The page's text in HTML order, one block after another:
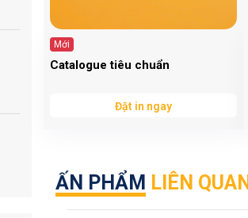
Mới
Catalogue tiêu chuẩn
Đặt in ngay
ẤN PHẨM LIÊN QUAN